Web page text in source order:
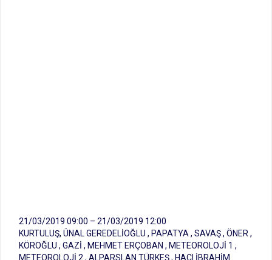
21/03/2019 09:00 – 21/03/2019 12:00
KURTULUŞ, ÜNAL GEREDELİOĞLU , PAPATYA , SAVAŞ , ÖNER ,
KÖROĞLU , GAZİ , MEHMET ERÇOBAN , METEOROLOJİ 1 ,
METEOROLOJİ 2 , ALPARSLAN TÜRKEŞ , HACI İBRAHİM